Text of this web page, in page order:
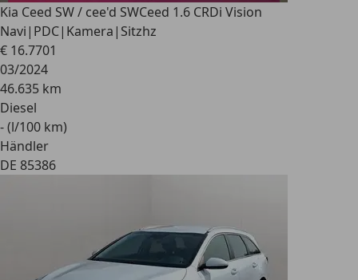
Kia Ceed SW / cee'd SWCeed 1.6 CRDi Vision
Navi|PDC|Kamera|Sitzhz
€ 16.7701
03/2024
46.635 km
Diesel
- (l/100 km)
Händler
DE 85386